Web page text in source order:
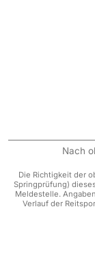
Nach
Die Richtigkeit der
Springprüfung)
Meldestelle.
Verlauf der